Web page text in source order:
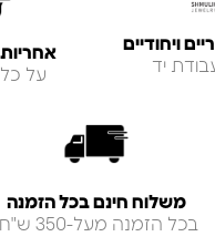
ויחודיים
יד
אחריות ל-12
על
משלוח חינם בכל הזמנה
בכל הזמנה מעל-350 ש"ח!